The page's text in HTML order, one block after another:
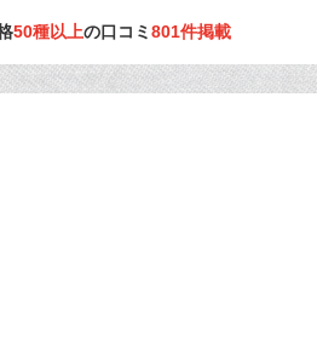
50種以上の口コミ 801件掲載